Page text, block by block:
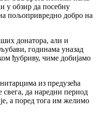
у обзир да посебну
пољопривредно добро на
донатора, али и
годинама уназад
ђубриву, чиме добијамо
из предузећа
да наредни период
а поред тога им желимо